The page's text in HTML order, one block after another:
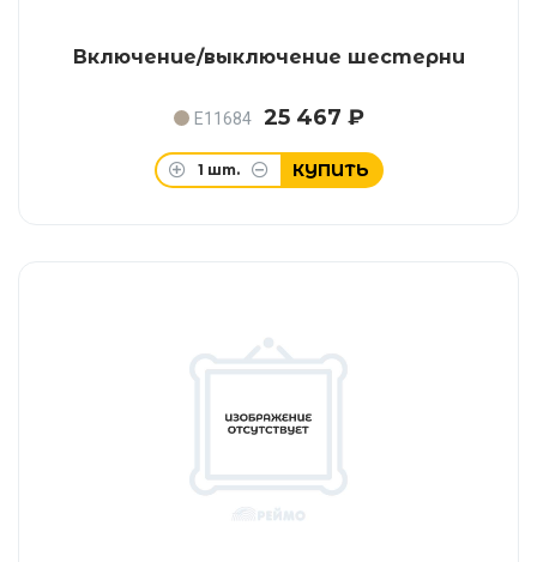
Включение/выключение шестерни
E11684 25 467 ₽
1 шт. КУПИТЬ